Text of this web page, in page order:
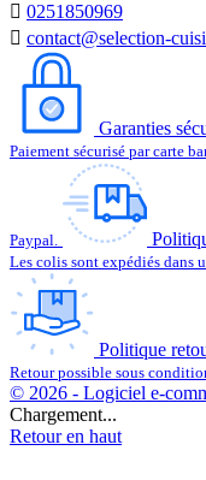
 0251850969
 contact@selection-
Garanties
Paiement sécurisé par carte
Paypal.
Les colis sont expédiés dans
Politique
Retour possible sous
© 2026 - Logiciel e-
Chargement...
Retour en haut